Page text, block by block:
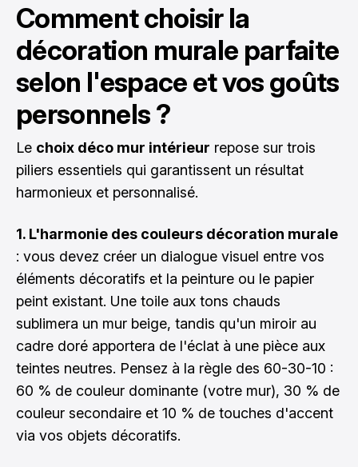
Comment choisir la
décoration murale parfaite
selon l'espace et vos goûts
personnels ?
Le choix déco mur intérieur repose sur trois
piliers essentiels qui garantissent un résultat
harmonieux et personnalisé.
1. L'harmonie des couleurs décoration murale
: vous devez créer un dialogue visuel entre vos
éléments décoratifs et la peinture ou le papier
peint existant. Une toile aux tons chauds
sublimera un mur beige, tandis qu'un miroir au
cadre doré apportera de l'éclat à une pièce aux
teintes neutres. Pensez à la règle des 60-30-10 :
60 % de couleur dominante (votre mur), 30 % de
couleur secondaire et 10 % de touches d'accent
via vos objets décoratifs.